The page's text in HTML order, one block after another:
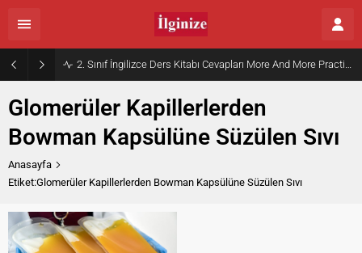
2. Sınıf İngilizce Ders Kitabı Cevapları More And More Practice Book Kurmay Elt Sayfa 30
Glomerüler Kapillerlerden
Bowman Kapsülüne Süzülen Sıvı
Anasayfa
Etiket:Glomerüler Kapillerlerden Bowman Kapsülüne Süzülen Sıvı